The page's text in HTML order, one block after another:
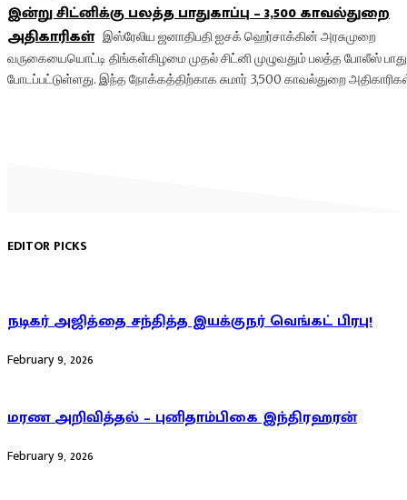
இன்று சிட்னிக்கு பலத்த பாதுகாப்பு – 3,500 காவல்துறை
அதிகாரிகள் இஸ்ரேலிய ஜனாதிபதி ஐசக் ஹெர்சாக்கின் அரசுமுறை
வருகையையொட்டி திங்கள்கிழமை முதல் சிட்னி முழுவதும் பலத்த போலீஸ்
போடப்பட்டுள்ளது. இந்த நோக்கத்திற்காக சுமார் 3,500 காவல்துறை
EDITOR PICKS
நடிகர் அஜித்தை சந்தித்த இயக்குநர் வெங்கட் பிரபு!
February 9, 2026
மரண அறிவித்தல் – புனிதாம்பிகை இந்திரஹரன்
February 9, 2026